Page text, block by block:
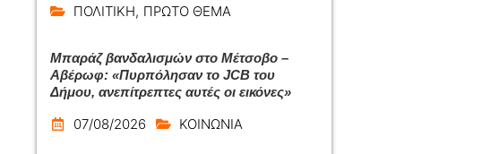
ΠΟΛΙΤΙΚΗ, ΠΡΩΤΟ ΘΕΜΑ
Μπαράζ βανδαλισμών στο Μέτσοβο –
Αβέρωφ: «Πυρπόλησαν το JCB του
Δήμου, ανεπίτρεπτες αυτές οι εικόνες»
07/08/2026 ΚΟΙΝΩΝΙΑ